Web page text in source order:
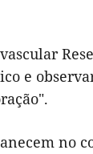
e
no